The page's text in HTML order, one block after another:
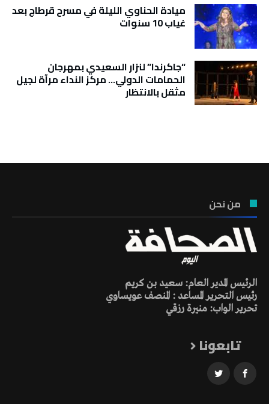
ميادة الحناوي الليلة في مسرح قرطاج بعد
غياب 10 سنوات
“جاكرندا” لنزار السعيدي بمهرجان
الحمامات الدولي… مركز النداء مرآة لجيل
مثقل بالانتظار
من نحن
الرئيس المدير العام: سعيد بن كريم
رئيس التحرير المساعد : المنصف عويساوي
تحرير الواب: منيرة رزقي
تابعونا